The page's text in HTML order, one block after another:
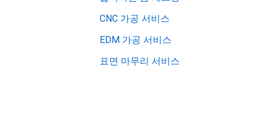
CNC 가공 서비스
EDM 가공 서비스
표면 마무리 서비스